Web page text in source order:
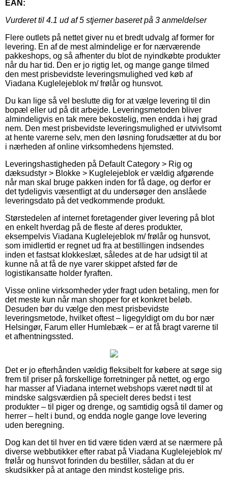
EAN:
Vurderet til 4.1 ud af 5 stjerner baseret på 3 anmeldelser
Flere outlets på nettet giver nu et bredt udvalg af former for
levering. En af de mest almindelige er for nærværende
pakkeshops, og så afhenter du blot de nyindkøbte produkter
når du har tid. Den er jo rigtig let, og mange gange tilmed
den mest prisbevidste leveringsmulighed ved køb af
Viadana Kuglelejeblok m/ frølår og hunsvot.
Du kan lige så vel beslutte dig for at vælge levering til din
bopæl eller ud på dit arbejde. Leveringsmetoden bliver
almindeligvis en tak mere bekostelig, men endda i høj grad
nem. Den mest prisbevidste leveringsmulighed er utvivlsomt
at hente varerne selv, men den løsning forudsætter at du bor
i nærheden af online virksomhedens hjemsted.
Leveringshastigheden på Default Category > Rig og
dæksudstyr > Blokke > Kuglelejeblok er vældig afgørende
når man skal bruge pakken inden for få dage, og derfor er
det tydeligvis væsentligt at du undersøger den anslåede
leveringsdato på det vedkommende produkt.
Størstedelen af internet foretagender giver levering på blot
en enkelt hverdag på de fleste af deres produkter,
eksempelvis Viadana Kuglelejeblok m/ frølår og hunsvot,
som imidlertid er regnet ud fra at bestillingen indsendes
inden et fastsat klokkeslæt, således at de har udsigt til at
kunne nå at få de nye varer skippet afsted før de
logistikansatte holder fyraften.
Visse online virksomheder yder fragt uden betaling, men for
det meste kun når man shopper for et konkret beløb.
Desuden bør du vælge den mest prisbevidste
leveringsmetode, hvilket oftest – ligegyldigt om du bor nær
Helsingør, Farum eller Humlebæk – er at få bragt varerne til
et afhentningssted.
Det er jo efterhånden vældig fleksibelt for købere at søge sig
frem til priser på forskellige forretninger på nettet, og ergo
har masser af Viadana internet webshops været nødt til at
mindske salgsværdien på specielt deres bedst i test
produkter – til piger og drenge, og samtidig også til damer og
herrer – helt i bund, og endda nogle gange love levering
uden beregning.
Dog kan det til hver en tid være tiden værd at se nærmere på
diverse webbutikker efter rabat på Viadana Kuglelejeblok m/
frølår og hunsvot forinden du bestiller, sådan at du er
skudsikker på at antage den mindst kostelige pris.